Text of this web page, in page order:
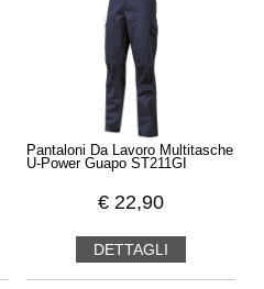
Pantaloni Da Lavoro Multitasche
U-Power Guapo ST211GI
€ 22,90
DETTAGLI